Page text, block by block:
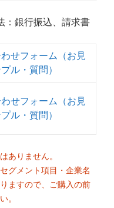
：銀行振込、請求書
せフォーム（お見
ル・質問）
せフォーム（お見
ル・質問）
ありません。
グメント項目・企業名
ますので、ご購入の前
。